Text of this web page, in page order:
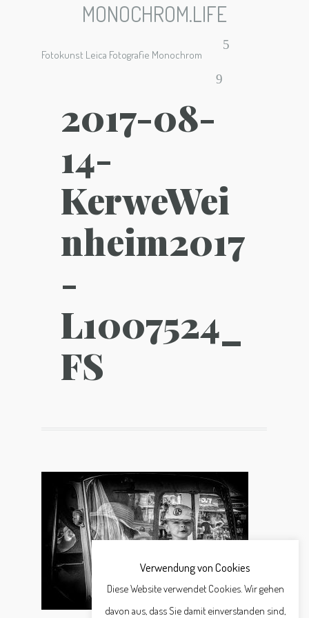
MONOCHROM.LIFE
Fotokunst Leica Fotografie Monochrom
2017-08-
14-
KerweWei
nheim2017
-
L1007524_
FS
Verwendung von Cookies
Diese Website verwendet Cookies. Wir gehen
davon aus, dass Sie damit einverstanden sind,